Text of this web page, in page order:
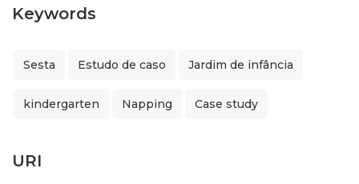
Keywords
Sesta Estudo de caso Jardim de infância
kindergarten Napping Case study
URI